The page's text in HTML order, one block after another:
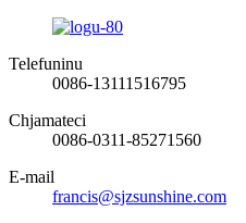
Telefuninu
0086-13111516795
Chjamateci
0086-0311-85271560
E-mail
francis@sjzsunshine.com